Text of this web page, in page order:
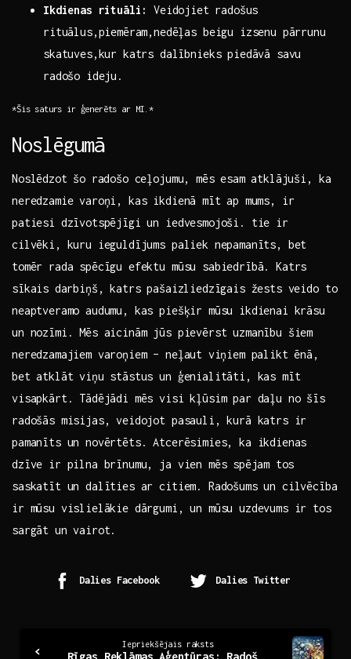
Ikdienas rituāli:
Veidojiet ⁢radošus
rituālus,piemēram,nedēļas beigu izsenu pārrunu
skatuves,kur katrs dalībnieks‍ piedāvā savu
‌radošo ideju.
*Šis saturs ir ģenerēts ⁣ar MI.*
Noslēgumā
Noslēdzot šo⁢ radošo ceļojumu,‌ mēs esam⁤ atklājuši, ka
neredzamie varoņi, kas‌ ikdienā ⁢mīt ap mums, ir
patiesi dzīvotspējīgi un iedvesmojoši. tie ⁢ir
cilvēki, kuru ieguldījums paliek nepamanīts, bet
tomēr rada spēcīgu efektu mūsu sabiedrībā. Katrs
sīkais ⁣darbiņš, katrs pašaizliedzīgais žests veido to
neaptveramo audumu, kas piešķir mūsu​ ikdienai krāsu
un nozīmi. Mēs aicinām jūs pievērst uzmanību šiem
neredzamajiem varoņiem – neļaut⁣ viņiem​ palikt⁣ ēnā, ​
bet atklāt viņu ‌stāstus un ģenialitāti, kas mīt
visapkārt. Tādējādi mēs visi‌ kļūsim par daļu no šīs
radošās misijas, veidojot pasauli, kurā katrs ir
pamanīts ​un novērtēts. Atcerēsimies, ka ikdienas
dzīve ir ​pilna‌ brīnumu, ja vien mēs ⁣spējam ⁣tos
saskatīt un dalīties ar citiem. Radošums un cilvēcība‌
ir mūsu vislielākie dārgumi, un mūsu uzdevums ir tos
sargāt un vairot.
Dalies Facebook Dalies Twitter
Iepriekšējais raksts